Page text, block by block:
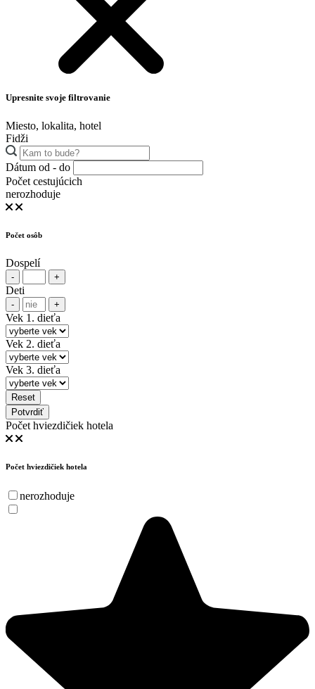
Upresnite svoje filtrovanie
Miesto, lokalita, hotel
Fidži
Dátum od - do
Počet cestujúcich
nerozhoduje
Počet osôb
Dospelí
- +
Deti
- +
Vek 1. dieťa
Vek 2. dieťa
Vek 3. dieťa
Reset
Potvrdiť
Počet hviezdičiek hotela
Počet hviezdičiek hotela
nerozhoduje